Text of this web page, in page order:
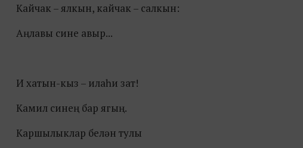
Кайчак – ялкын, кайчак – салкын:
Аңлавы сине авыр...
И хатын-кыз – илаһи зат!
Камил синең бар ягың.
Каршылыклар белән тулы